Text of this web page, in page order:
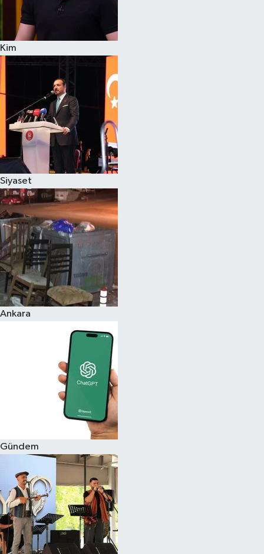
Kim
Siyaset
Ankara
Gündem